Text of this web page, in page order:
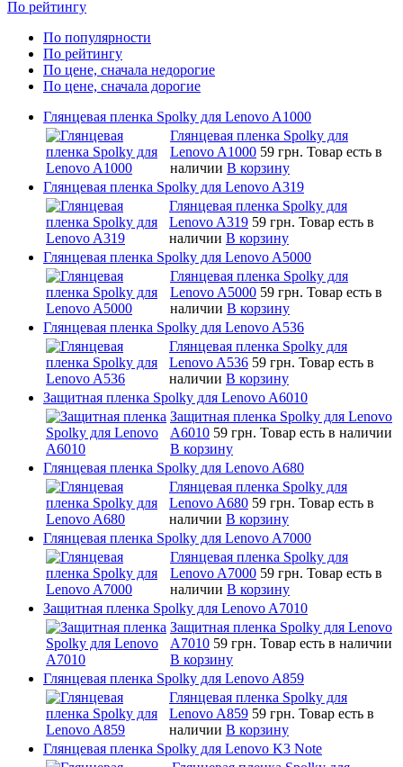
По рейтингу
По популярности
По рейтингу
По цене, сначала недорогие
По цене, сначала дорогие
Глянцевая пленка Spolky для Lenovo A1000
Глянцевая пленка Spolky для
Lenovo A1000 59 грн. Товар есть в
наличии В корзину
Глянцевая пленка Spolky для Lenovo A319
Глянцевая пленка Spolky для
Lenovo A319 59 грн. Товар есть в
наличии В корзину
Глянцевая пленка Spolky для Lenovo A5000
Глянцевая пленка Spolky для
Lenovo A5000 59 грн. Товар есть в
наличии В корзину
Глянцевая пленка Spolky для Lenovo A536
Глянцевая пленка Spolky для
Lenovo A536 59 грн. Товар есть в
наличии В корзину
Защитная пленка Spolky для Lenovo A6010
Защитная пленка Spolky для Lenovo
A6010 59 грн. Товар есть в наличии
В корзину
Глянцевая пленка Spolky для Lenovo A680
Глянцевая пленка Spolky для
Lenovo A680 59 грн. Товар есть в
наличии В корзину
Глянцевая пленка Spolky для Lenovo A7000
Глянцевая пленка Spolky для
Lenovo A7000 59 грн. Товар есть в
наличии В корзину
Защитная пленка Spolky для Lenovo A7010
Защитная пленка Spolky для Lenovo
A7010 59 грн. Товар есть в наличии
В корзину
Глянцевая пленка Spolky для Lenovo A859
Глянцевая пленка Spolky для
Lenovo A859 59 грн. Товар есть в
наличии В корзину
Глянцевая пленка Spolky для Lenovo K3 Note